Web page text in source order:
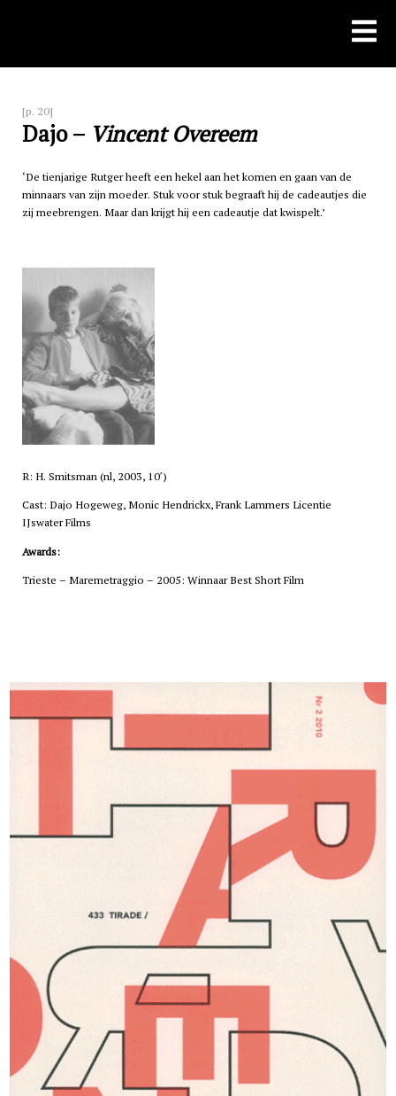
[p. 20]
Dajo – Vincent Overeem
‘De tienjarige Rutger heeft een hekel aan het komen en gaan van de
minnaars van zijn moeder. Stuk voor stuk begraaft hij de cadeautjes die
zij meebrengen. Maar dan krijgt hij een cadeautje dat kwispelt.’
R: H. Smitsman (nl, 2003, 10′)
Cast: Dajo Hogeweg, Monic Hendrickx, Frank Lammers Licentie
IJswater Films
Awards:
Trieste – Maremetraggio – 2005: Winnaar Best Short Film